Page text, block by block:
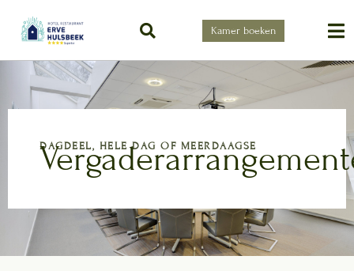
Kamer boeken
DAGDEEL, HELE DAG OF MEERDAAGSE